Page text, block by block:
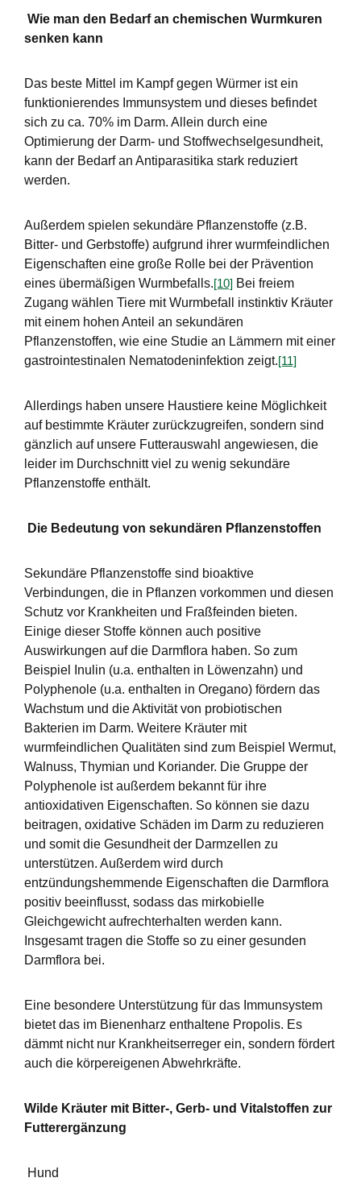
Wie man den Bedarf an chemischen Wurmkuren
senken kann
Das beste Mittel im Kampf gegen Würmer ist ein
funktionierendes Immunsystem und dieses befindet
sich zu ca. 70% im Darm. Allein durch eine
Optimierung der Darm- und Stoffwechselgesundheit,
kann der Bedarf an Antiparasitika stark reduziert
werden.
Außerdem spielen sekundäre Pflanzenstoffe (z.B.
Bitter- und Gerbstoffe) aufgrund ihrer wurmfeindlichen
Eigenschaften eine große Rolle bei der Prävention
eines übermäßigen Wurmbefalls.[10] Bei freiem
Zugang wählen Tiere mit Wurmbefall instinktiv Kräuter
mit einem hohen Anteil an sekundären
Pflanzenstoffen, wie eine Studie an Lämmern mit einer
gastrointestinalen Nematodeninfektion zeigt.[11]
Allerdings haben unsere Haustiere keine Möglichkeit
auf bestimmte Kräuter zurückzugreifen, sondern sind
gänzlich auf unsere Futterauswahl angewiesen, die
leider im Durchschnitt viel zu wenig sekundäre
Pflanzenstoffe enthält.
Die Bedeutung von sekundären Pflanzenstoffen
Sekundäre Pflanzenstoffe sind bioaktive
Verbindungen, die in Pflanzen vorkommen und diesen
Schutz vor Krankheiten und Fraßfeinden bieten.
Einige dieser Stoffe können auch positive
Auswirkungen auf die Darmflora haben. So zum
Beispiel Inulin (u.a. enthalten in Löwenzahn) und
Polyphenole (u.a. enthalten in Oregano) fördern das
Wachstum und die Aktivität von probiotischen
Bakterien im Darm. Weitere Kräuter mit
wurmfeindlichen Qualitäten sind zum Beispiel Wermut,
Walnuss, Thymian und Koriander. Die Gruppe der
Polyphenole ist außerdem bekannt für ihre
antioxidativen Eigenschaften. So können sie dazu
beitragen, oxidative Schäden im Darm zu reduzieren
und somit die Gesundheit der Darmzellen zu
unterstützen. Außerdem wird durch
entzündungshemmende Eigenschaften die Darmflora
positiv beeinflusst, sodass das mirkobielle
Gleichgewicht aufrechterhalten werden kann.
Insgesamt tragen die Stoffe so zu einer gesunden
Darmflora bei.
Eine besondere Unterstützung für das Immunsystem
bietet das im Bienenharz enthaltene Propolis. Es
dämmt nicht nur Krankheitserreger ein, sondern fördert
auch die körpereigenen Abwehrkräfte.
Wilde Kräuter mit Bitter-, Gerb- und Vitalstoffen zur
Futterergänzung
Hund